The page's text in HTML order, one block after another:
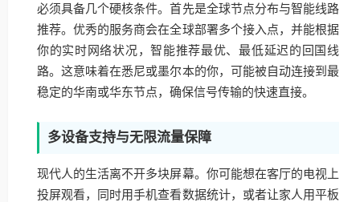
必须具备几个硬核条件。首先是全球节点分布与智能线路
推荐。优秀的服务商会在全球部署多个接入点，并能根据
你的实时网络状况，智能推荐最优、最低延迟的回国线
路。这意味着在悉尼或墨尔本的你，可能被自动连接到最
稳定的华南或华东节点，确保信号传输的快速直接。
多设备支持与无限流量保障
现代人的生活离不开多块屏幕。你可能想在客厅的电视上
投屏观看，同时用手机查看数据统计，或者让家人用平板